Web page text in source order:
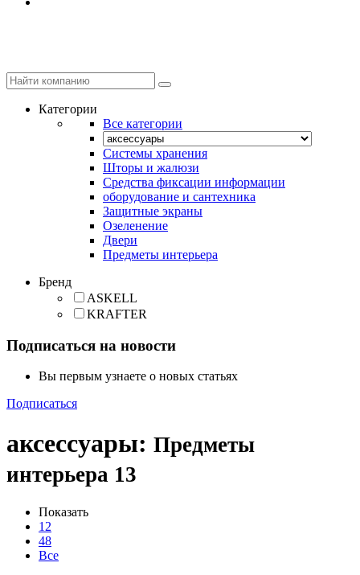
Категории
Все категории
Cистемы хранения
Шторы и жалюзи
Средства фиксации информации
оборудование и сантехника
Защитные экраны
Озеленение
Двери
Предметы интерьера
Бренд
ASKELL
KRAFTER
Подписаться на новости
Вы первым узнаете о новых статьях
Подписаться
аксессуары: Предметы
интерьера 13
Показать
12
48
Все